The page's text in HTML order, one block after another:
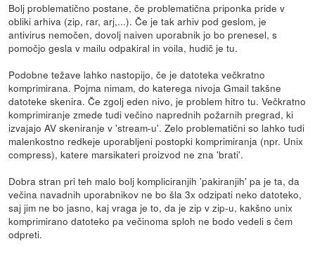
Bolj problematično postane, če problematična priponka pride v
obliki arhiva (zip, rar, arj,...). Če je tak arhiv pod geslom, je
antivirus nemočen, dovolj naiven uporabnik jo bo prenesel, s
pomočjo gesla v mailu odpakiral in voila, hudič je tu.
Podobne težave lahko nastopijo, če je datoteka večkratno
komprimirana. Pojma nimam, do katerega nivoja Gmail takšne
datoteke skenira. Če zgolj eden nivo, je problem hitro tu. Večkratno
komprimiranje zmede tudi večino naprednih požarnih pregrad, ki
izvajajo AV skeniranje v 'stream-u'. Zelo problematični so lahko tudi
malenkostno redkeje uporabljeni postopki komprimiranja (npr. Unix
compress), katere marsikateri proizvod ne zna 'brati'.
Dobra stran pri teh malo bolj kompliciranjih 'pakiranjih' pa je ta, da
večina navadnih uporabnikov ne bo šla 3x odzipati neko datoteko,
saj jim ne bo jasno, kaj vraga je to, da je zip v zip-u, kakšno unix
komprimirano datoteko pa večinoma sploh ne bodo vedeli s čem
odpreti.